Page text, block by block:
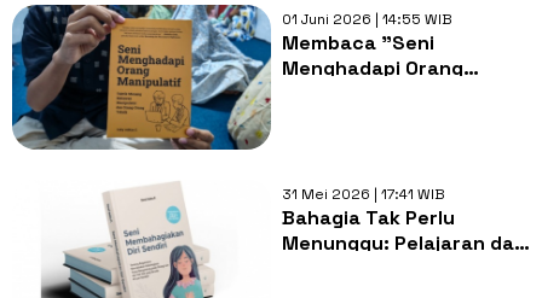
01 Juni 2026 | 14:55 WIB
Membaca "Seni
Menghadapi Orang
31 Mei 2026 | 17:41 WIB
Bahagia Tak Perlu
Menunggu: Pelajaran dari